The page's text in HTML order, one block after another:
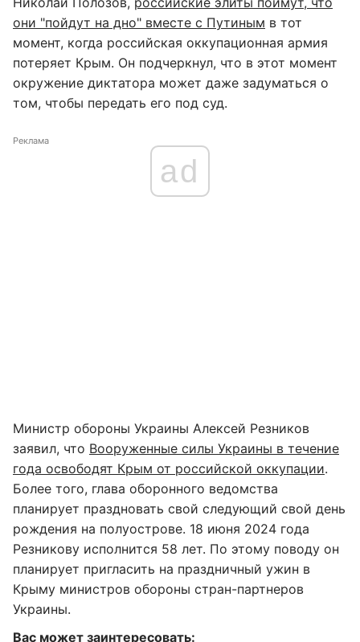
они "пойдут на дно" вместе с Путиным в тот
момент, когда российская оккупационная армия
потеряет Крым. Он подчеркнул, что в этот момент
окружение диктатора может даже задуматься о
том, чтобы передать его под суд.
Реклама
ad
Министр обороны Украины Алексей Резников
заявил, что Вооруженные силы Украины в течение
года освободят Крым от российской оккупации.
Более того, глава оборонного ведомства
планирует праздновать свой следующий свой день
рождения на полуострове. 18 июня 2024 года
Резникову исполнится 58 лет. По этому поводу он
планирует пригласить на праздничный ужин в
Крыму министров обороны стран-партнеров
Украины.
Вас может заинтересовать: